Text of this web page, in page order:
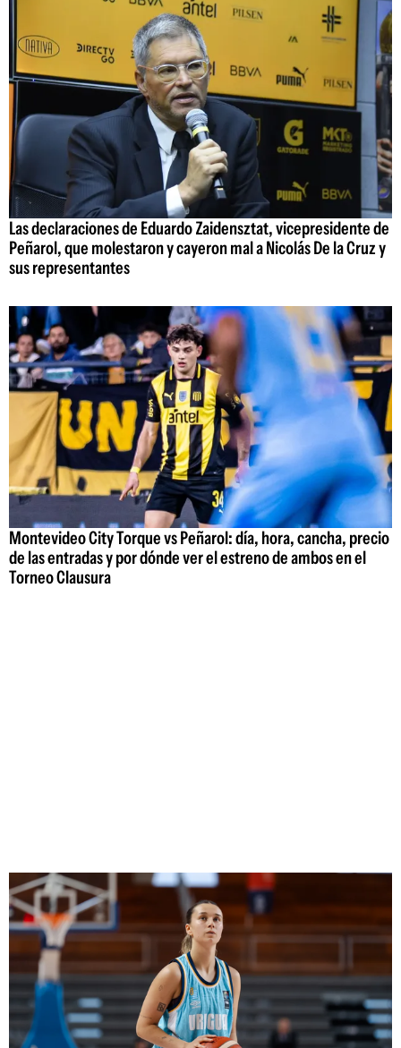
Las declaraciones de Eduardo Zaidensztat, vicepresidente de
Peñarol, que molestaron y cayeron mal a Nicolás De la Cruz y
sus representantes
Montevideo City Torque vs Peñarol: día, hora, cancha, precio
de las entradas y por dónde ver el estreno de ambos en el
Torneo Clausura